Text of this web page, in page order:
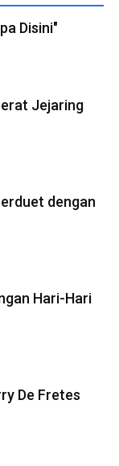
Disini"
Jejaring
dengan
Hari-Hari
De Fretes